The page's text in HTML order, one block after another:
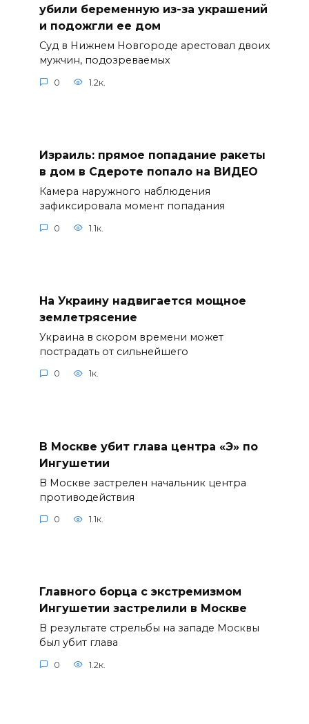
убили беременную из-за украшений
и подожгли ее дом
Суд в Нижнем Новгороде арестовал двоих
мужчин, подозреваемых
0 1.2к.
Израиль: прямое попадание ракеты
в дом в Сдероте попало на ВИДЕО
Камера наружного наблюдения
зафиксировала момент попадания
0 1.1к.
На Украину надвигается мощное
землетрясение
Украина в скором времени может
пострадать от сильнейшего
0 1к.
В Москве убит глава центра «Э» по
Ингушетии
В Москве застрелен начальник центра
противодействия
0 1.1к.
Главного борца с экстремизмом
Ингушетии застрелили в Москве
В результате стрельбы на западе Москвы
был убит глава
0 1.2к.